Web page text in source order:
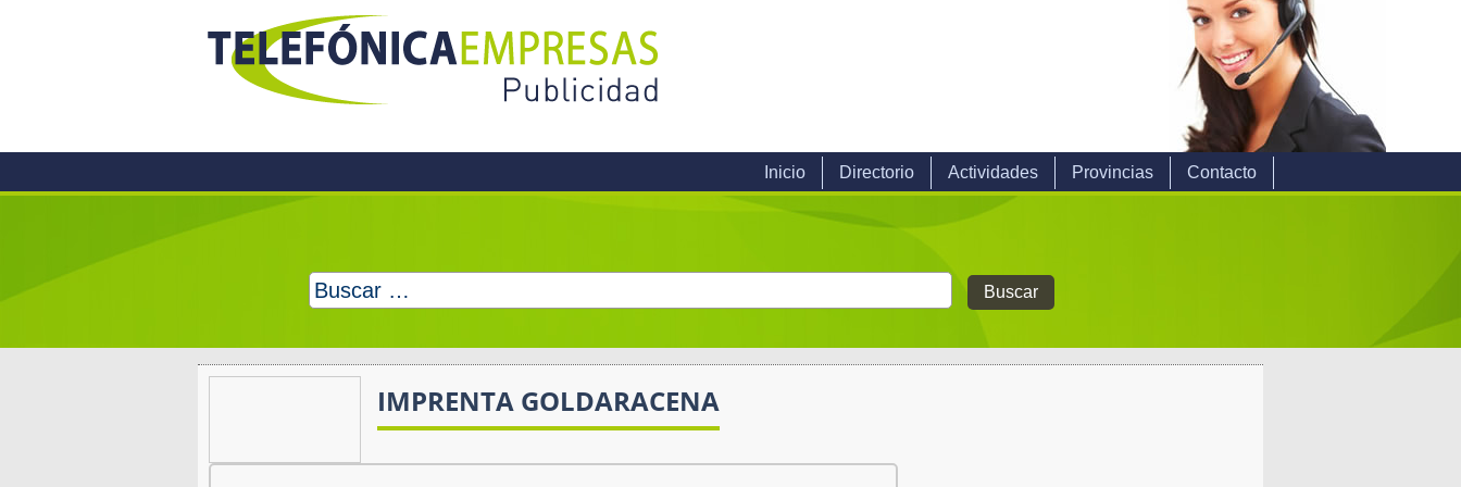
Inicio Directorio Actividades Provincias Contacto
Buscar:
IMPRENTA GOLDARACENA